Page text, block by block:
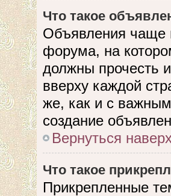
Что такое
Объявления чаще
форума, на
должны прочесть
вверху каждой
же, как и с
создание
Вернуться
Что такое
Прикрепленные